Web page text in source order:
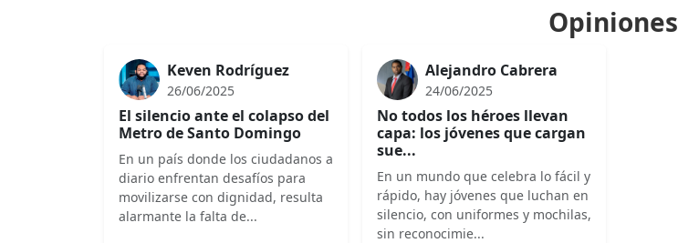
Opiniones
Keven Rodríguez
26/06/2025
El silencio ante el colapso del
Metro de Santo Domingo
En un país donde los ciudadanos a
diario enfrentan desafíos para
movilizarse con dignidad, resulta
alarmante la falta de...
Alejandro Cabrera
24/06/2025
No todos los héroes llevan
capa: los jóvenes que cargan
sue...
En un mundo que celebra lo fácil y
rápido, hay jóvenes que luchan en
silencio, con uniformes y mochilas,
sin reconocimie...